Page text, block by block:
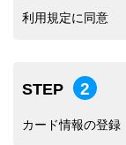
利用規定に同意
STEP 2
カード情報の登録